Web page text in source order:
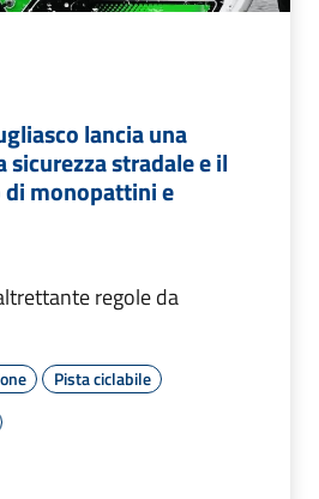
lancia una
sicurezza stradale e il
monopattini e
regole da
Pista ciclabile